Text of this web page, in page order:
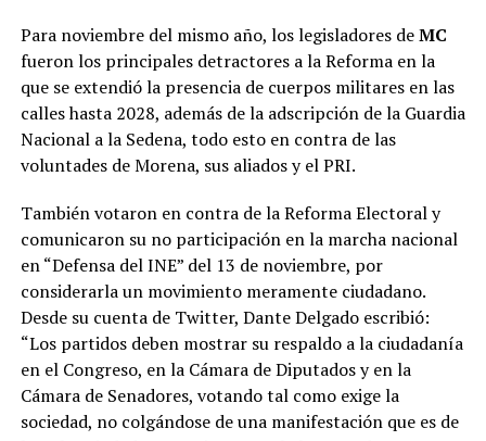
Para noviembre del mismo año, los legisladores deMC
fueron los principales detractores a la Reforma en la
que se extendió la presencia de cuerpos militares en las
calles hasta 2028, además de la adscripción de la Guardia
Nacional a la Sedena, todo esto en contra de las
voluntades de Morena, sus aliados y el PRI.
También votaron en contra de la Reforma Electoral y
comunicaron su no participación en la marcha nacional
en “Defensa del INE” del 13 de noviembre, por
considerarla un movimiento meramente ciudadano.
Desde su cuenta de Twitter, Dante Delgado escribió:
“Los partidos deben mostrar su respaldo a la ciudadanía
en el Congreso, en la Cámara de Diputados y en la
Cámara de Senadores, votando tal como exige la
sociedad, no colgándose de una manifestación que es de